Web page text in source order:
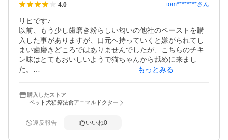
4.0 tom********さん
リピです♪
以前、もう少し歯磨き粉らしい匂いの他社のペーストを購
入した事がありますが、口元へ持っていくと嫌がられてし
まい歯磨きどころではありませんでしたが、こちらのチキ
ン味はとてもおいしいようで猫ちゃんから舐めに来まし
た。
以降もう何年もこちらのペースト一択です。
もっとみる
購入したストア
ペット犬猫療法食アニマルドクター
違反報告 いいね0